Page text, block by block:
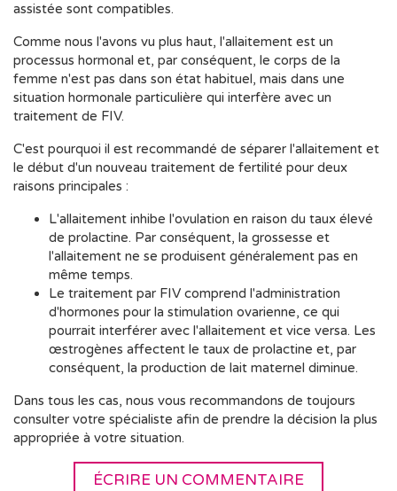
assistée sont compatibles.
Comme nous l'avons vu plus haut, l'allaitement est un
processus hormonal et, par conséquent, le corps de la
femme n'est pas dans son état habituel, mais dans une
situation hormonale particulière qui interfère avec un
traitement de FIV.
C'est pourquoi il est recommandé de séparer l'allaitement et
le début d'un nouveau traitement de fertilité pour deux
raisons principales :
L'allaitement inhibe l'ovulation en raison du taux élevé
de prolactine. Par conséquent, la grossesse et
l'allaitement ne se produisent généralement pas en
même temps.
Le traitement par FIV comprend l'administration
d'hormones pour la stimulation ovarienne, ce qui
pourrait interférer avec l'allaitement et vice versa. Les
œstrogènes affectent le taux de prolactine et, par
conséquent, la production de lait maternel diminue.
Dans tous les cas, nous vous recommandons de toujours
consulter votre spécialiste afin de prendre la décision la plus
appropriée à votre situation.
ÉCRIRE UN COMMENTAIRE